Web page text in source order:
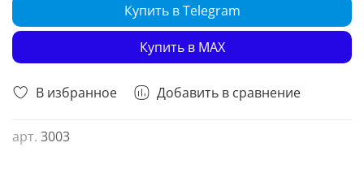
В избранное Добавить в сравнение
арт. 3003
Купить в Telegram
Купить в MAX